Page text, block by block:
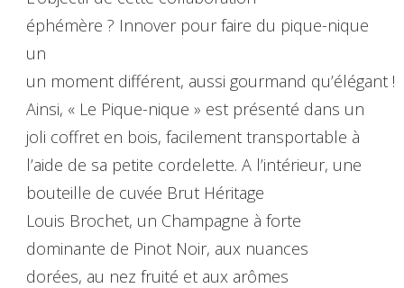
éphémère ? Innover pour faire du pique-nique
un
un moment différent, aussi gourmand qu’élégant !
Ainsi, « Le Pique-nique » est présenté dans un
joli coffret en bois, facilement transportable à
l’aide de sa petite cordelette. A l’intérieur, une
bouteille de cuvée Brut Héritage
Louis Brochet, un Champagne à forte
dominante de Pinot Noir, aux nuances
dorées, au nez fruité et aux arômes